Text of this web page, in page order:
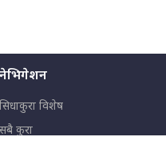
नेभिगेशन
सिधाकुरा विशेष
सबै कुरा